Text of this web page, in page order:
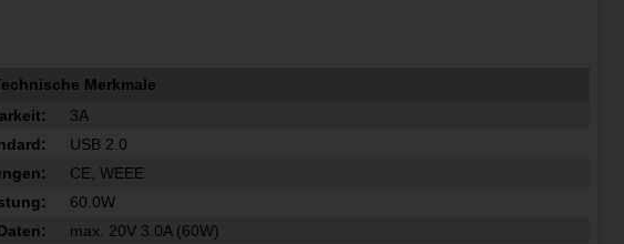
Merkmale
3A
USB 2.0
CE, WEEE
60.0W
max. 20V 3.0A (60W)